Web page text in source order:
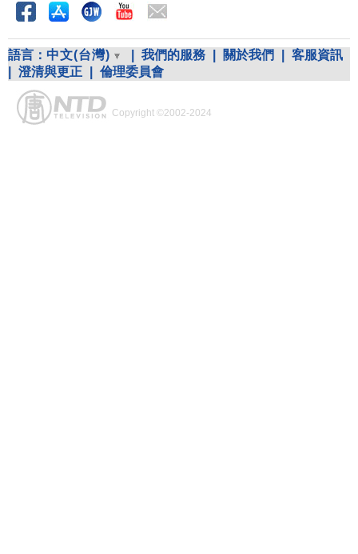
語言： 中文(台灣) 我們的服務 關於我們
客服資訊
澄清與更正 倫理委員會
Copyright ©2002-2024